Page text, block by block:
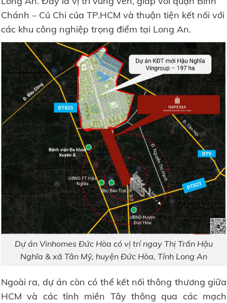
Chánh – Củ Chi của TP.HCM và thuận tiện kết nối với
các khu công nghiệp trọng điểm tại Long An.
Dự án Vinhomes Đức Hòa có vị trí ngay Thị Trấn Hậu
Nghĩa & xã Tân Mỹ, huyện Đức Hòa, Tỉnh Long An
Ngoài ra, dự án còn có thể kết nối thông thương giữa
HCM và các tỉnh miền Tây thông qua các mạch